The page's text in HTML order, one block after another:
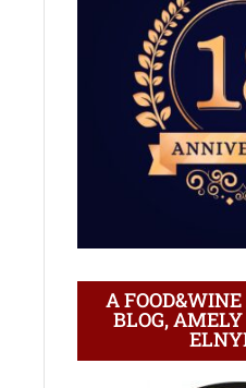
A
BLOG,